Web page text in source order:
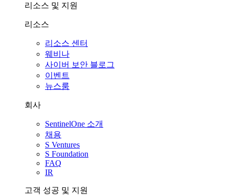
리소스 및 지원
리소스
리소스 센터
웨비나
사이버 보안 블로그
이벤트
뉴스룸
회사
SentinelOne 소개
채용
S Ventures
S Foundation
FAQ
IR
고객 성공 및 지원